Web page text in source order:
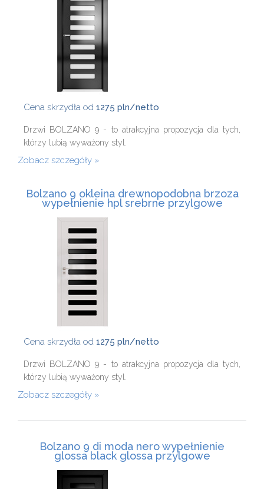
Cena skrzydła od 1275 pln/netto
Drzwi BOLZANO 9 - to atrakcyjna propozycja dla tych,
którzy lubią wyważony styl.
Zobacz szczegóły
Bolzano 9 okleina drewnopodobna brzoza
wypełnienie hpl srebrne przylgowe
Cena skrzydła od 1275 pln/netto
Drzwi BOLZANO 9 - to atrakcyjna propozycja dla tych,
którzy lubią wyważony styl.
Zobacz szczegóły
Bolzano 9 di moda nero wypełnienie
glossa black glossa przylgowe